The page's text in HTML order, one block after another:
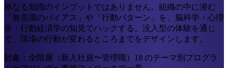
単なる知識のインプットではありません。組織の中に潜む
「無意識のバイアス」や「行動パターン」を、脳科学・心理
学・行動経済学の知見でハックする。没入型の体験を通じ
て、現場の行動が変わるところまでをデザインします。
対象：全階層（新入社員〜管理職） 18 のテーマ別プログラ